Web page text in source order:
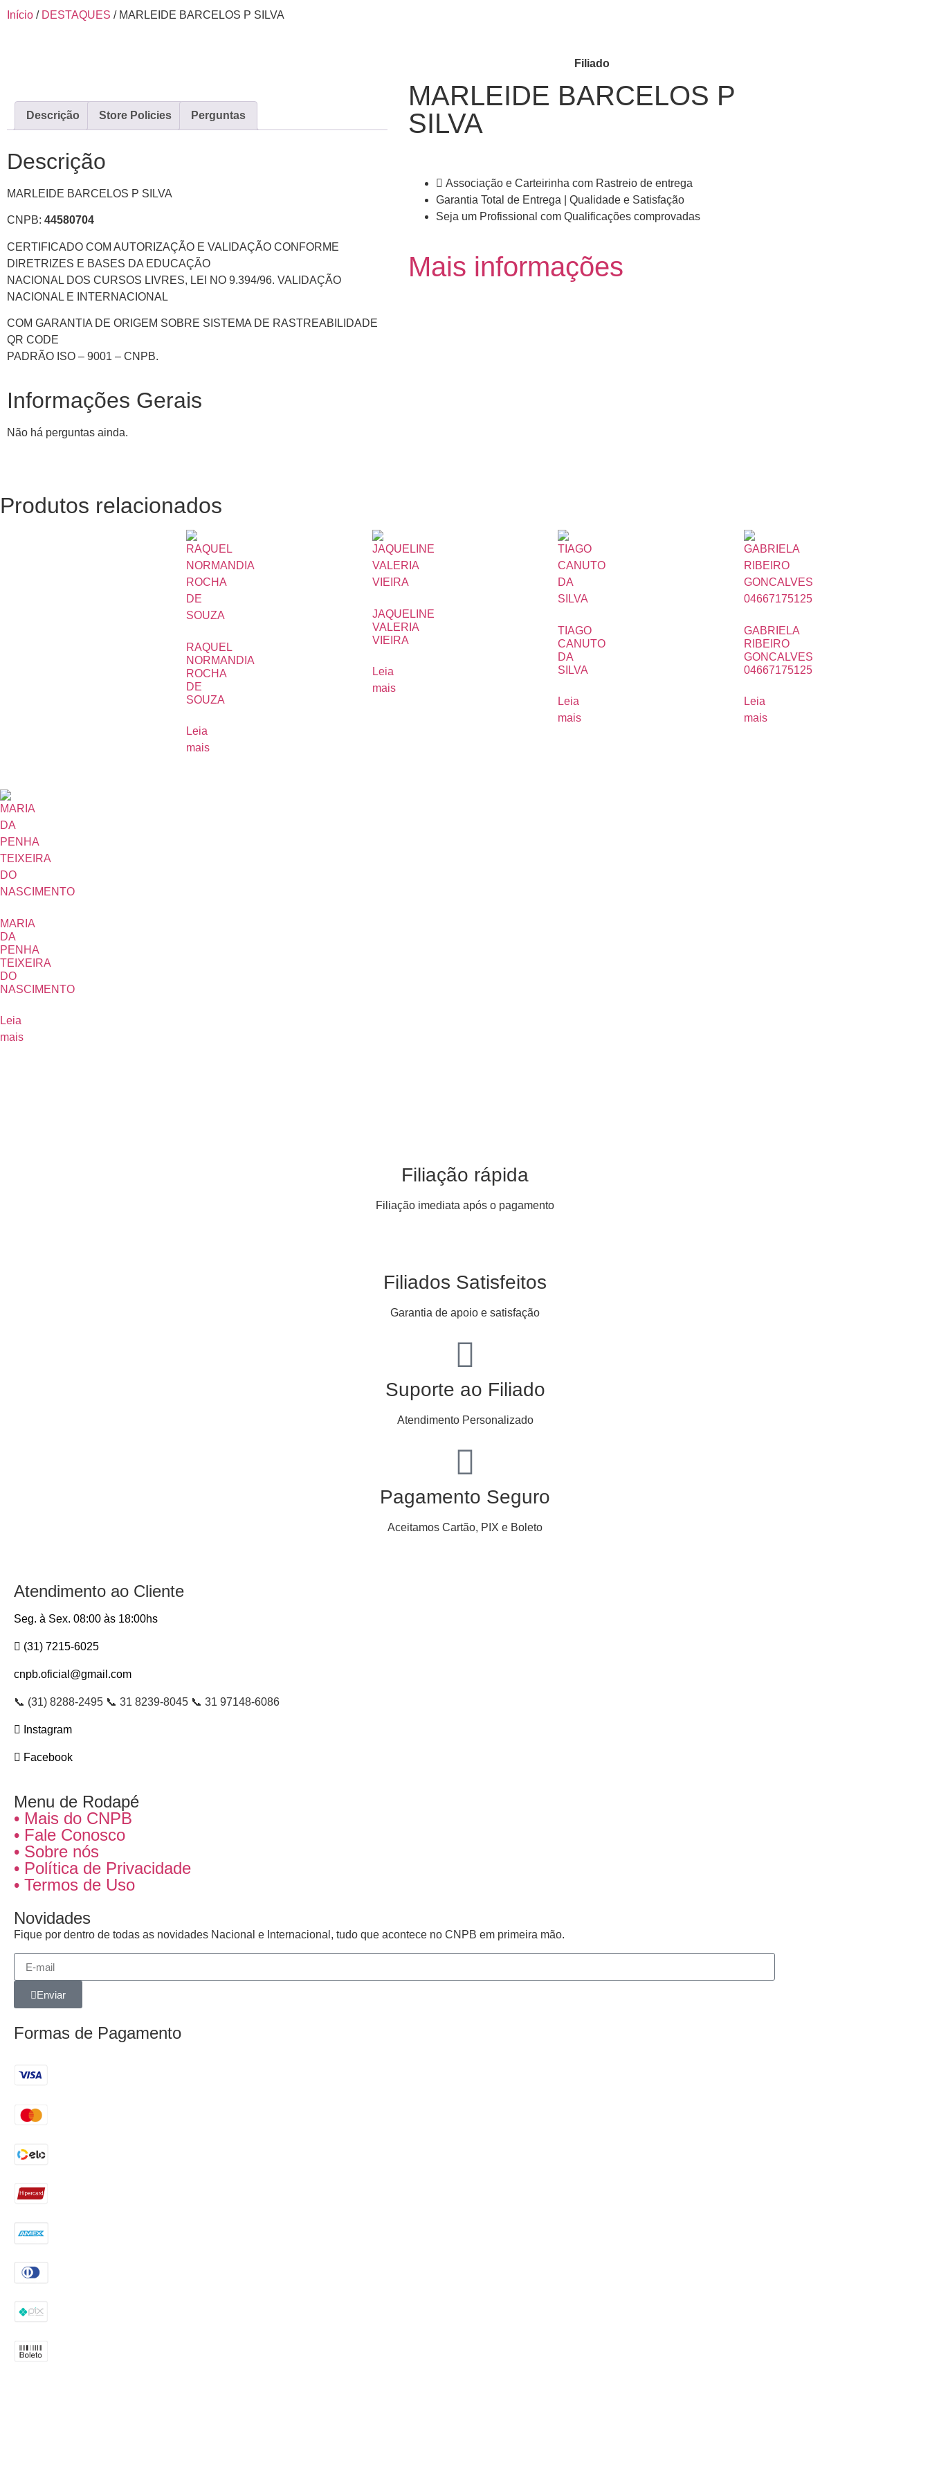
Início / DESTAQUES / MARLEIDE BARCELOS P SILVA
Descrição Store Policies Perguntas
Descrição
MARLEIDE BARCELOS P SILVA
CNPB: 44580704
CERTIFICADO COM AUTORIZAÇÃO E VALIDAÇÃO CONFORME
DIRETRIZES E BASES DA EDUCAÇÃO
NACIONAL DOS CURSOS LIVRES, LEI NO 9.394/96. VALIDAÇÃO
NACIONAL E INTERNACIONAL
COM GARANTIA DE ORIGEM SOBRE SISTEMA DE RASTREABILIDADE
QR CODE
PADRÃO ISO – 9001 – CNPB.
Informações Gerais
Não há perguntas ainda.
Filiado
MARLEIDE BARCELOS P
SILVA
Associação e Carteirinha com Rastreio de entrega
Garantia Total de Entrega | Qualidade e Satisfação
Seja um Profissional com Qualificações comprovadas
Mais informações
Produtos relacionados
RAQUEL
NORMANDIA
ROCHA
DE
SOUZA
Leia
mais
JAQUELINE
VALERIA
VIEIRA
Leia
mais
TIAGO
CANUTO
DA
SILVA
Leia
mais
GABRIELA
RIBEIRO
GONCALVES
04667175125
Leia
mais
MARIA
DA
PENHA
TEIXEIRA
DO
NASCIMENTO
Leia
mais
Filiação rápida
Filiação imediata após o pagamento
Filiados Satisfeitos
Garantia de apoio e satisfação
Suporte ao Filiado
Atendimento Personalizado
Pagamento Seguro
Aceitamos Cartão, PIX e Boleto
Atendimento ao Cliente
Seg. à Sex. 08:00 às 18:00hs
(31) 7215-6025
cnpb.oficial@gmail.com
📞 (31) 8288-2495 📞 31 8239-8045 📞 31 97148-6086
Instagram
Facebook
Menu de Rodapé
• Mais do CNPB
• Fale Conosco
• Sobre nós
• Política de Privacidade
• Termos de Uso
Novidades
Fique por dentro de todas as novidades Nacional e Internacional, tudo que acontece no CNPB em primeira mão.
Enviar
Formas de Pagamento